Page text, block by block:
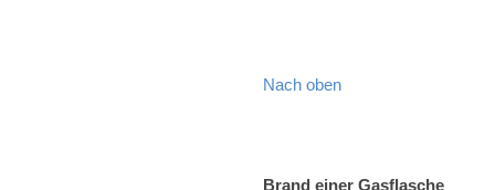
Nach oben
Brand einer Gasflasche